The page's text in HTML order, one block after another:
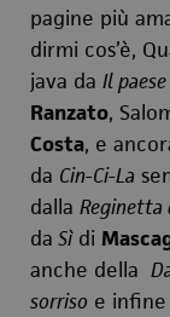
pagine più
dirmi cos’è,
java da Il
Ranzato,
Costa, e
da Cin-Ci-La
dalla Reginetta
da Sìdi
anche della
sorriso e infine